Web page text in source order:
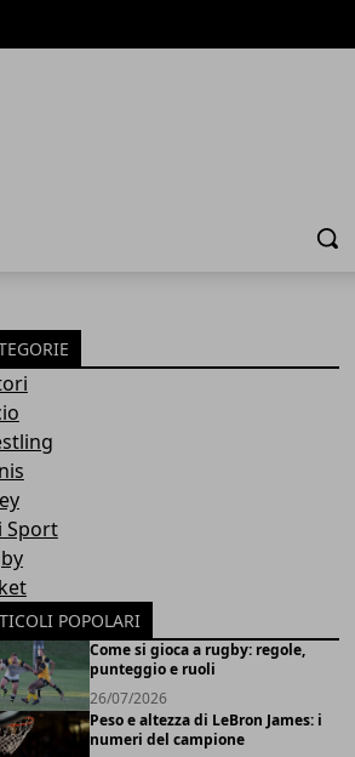
Cerca
Sport
POPOLARI
Come si gioca a rugby: regole,
punteggio e ruoli
26/07/2026
Peso e altezza di LeBron James: i
numeri del campione